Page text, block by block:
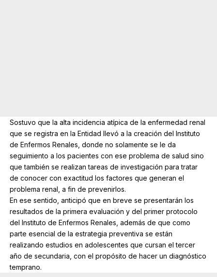
Sostuvo que la alta incidencia atípica de la enfermedad renal
que se registra en la Entidad llevó a la creación del Instituto
de Enfermos Renales, donde no solamente se le da
seguimiento a los pacientes con ese problema de salud sino
que también se realizan tareas de investigación para tratar
de conocer con exactitud los factores que generan el
problema renal, a fin de prevenirlos.
En ese sentido, anticipó que en breve se presentarán los
resultados de la primera evaluación y del primer protocolo
del Instituto de Enfermos Renales, además de que como
parte esencial de la estrategia preventiva se están
realizando estudios en adolescentes que cursan el tercer
año de secundaria, con el propósito de hacer un diagnóstico
temprano.